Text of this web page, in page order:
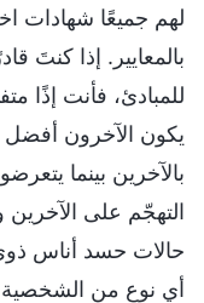
لهم جميعًا شهادات
بالمعايير. إذا كنتَ
للمبادئ، فأنت إذًا
يكون الآخرون أفضل
بالآخرين بينما
التهجّم على
حالات حسد أناس
أي نوع من